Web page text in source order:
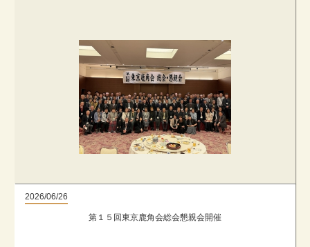
2026/06/26
第１５回東京鹿角会総会懇親会開催